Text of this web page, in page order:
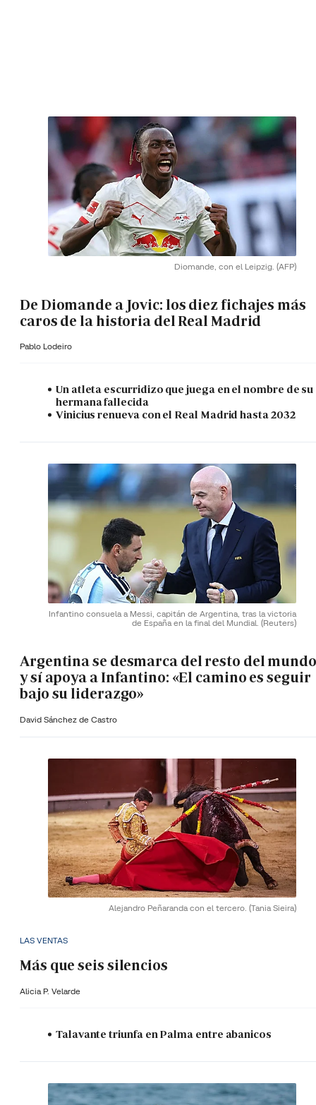
Diomande, con el Leipzig. (AFP)
De Diomande a Jovic: los diez fichajes más
caros de la historia del Real Madrid
Pablo Lodeiro
Un atleta escurridizo que juega en el nombre de su
hermana fallecida
Vinicius renueva con el Real Madrid hasta 2032
Infantino consuela a Messi, capitán de Argentina, tras la victoria
de España en la final del Mundial. (Reuters)
Argentina se desmarca del resto del mundo
y sí apoya a Infantino: «El camino es seguir
bajo su liderazgo»
David Sánchez de Castro
Alejandro Peñaranda con el tercero. (Tania Sieira)
LAS VENTAS
Más que seis silencios
Alicia P. Velarde
Talavante triunfa en Palma entre abanicos